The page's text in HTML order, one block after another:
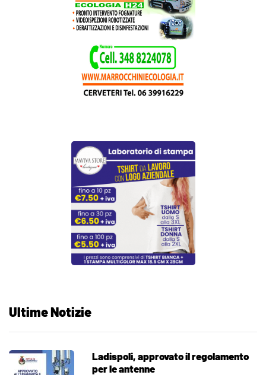
Ultime Notizie
Ladispoli, approvato il regolamento
per le antenne